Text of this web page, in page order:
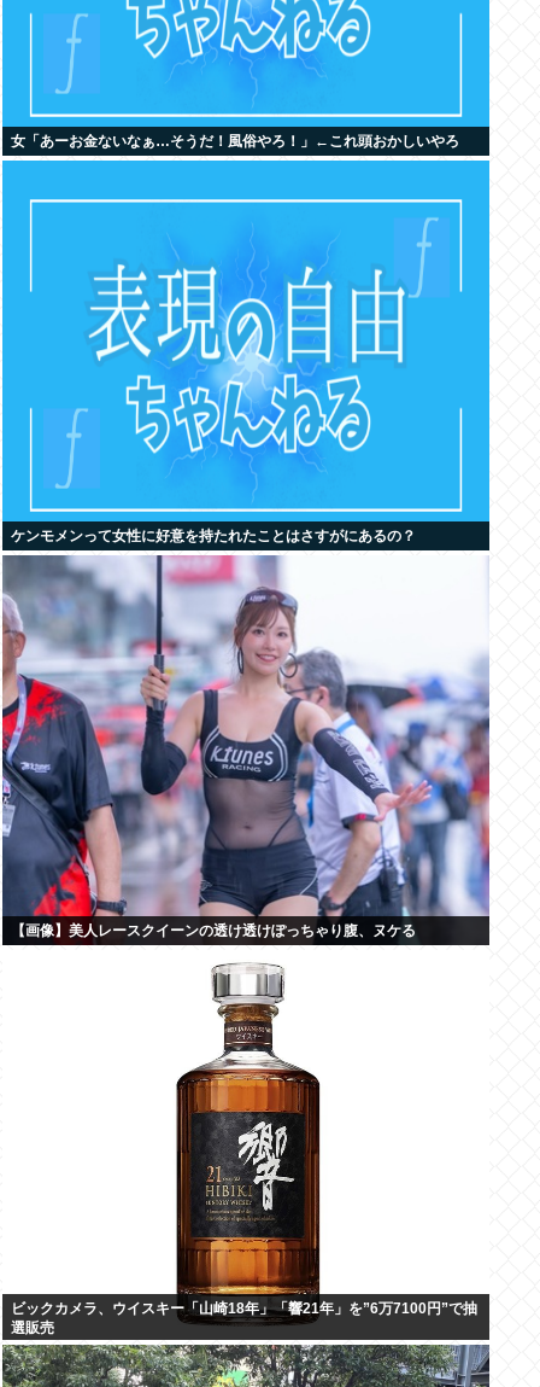
女「あーお金ないなぁ…そうだ！風俗やろ！」←これ頭おかしいやろ
ケンモメンって女性に好意を持たれたことはさすがにあるの？
【画像】美人レースクイーンの透け透けぽっちゃり腹、ヌケる
ビックカメラ、ウイスキー「山崎18年」「響21年」を”6万7100円”で抽
選販売